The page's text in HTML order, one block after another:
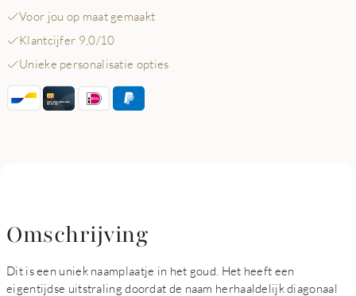
Voor jou op maat gemaakt
Klantcijfer 9,0/10
Unieke personalisatie opties
Omschrijving
Dit is een uniek naamplaatje in het goud. Het heeft een
eigentijdse uitstraling doordat de naam herhaaldelijk diagonaal